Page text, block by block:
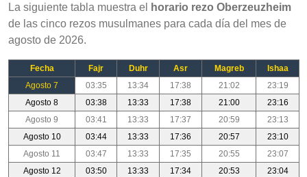
La siguiente tabla muestra el
horario rezo Oberzeuzheim
de las cinco rezos musulmanes para cada día del mes de
agosto de 2026.
Fecha Fajr Duhr Asr Magreb
Ishaa
Agosto 7
03:35 13:34 17:38 21:02
23:19
Agosto 8
03:38 13:33 17:38 21:00
23:16
Agosto 9
03:41 13:33 17:37 20:59
23:13
Agosto 10
03:44 13:33 17:36 20:57
23:10
Agosto 11
03:47 13:33 17:35 20:55
23:07
Agosto 12
03:50 13:33 17:34 20:53
23:04